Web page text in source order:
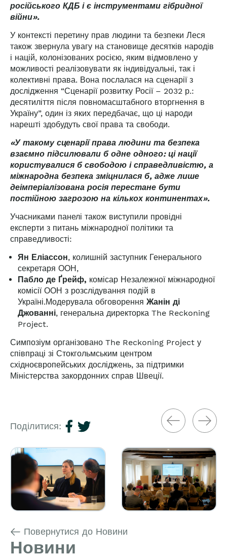
російського КДБ і є інструментами гібридної
війни».
У контексті перетину прав людини та безпеки Леся
також звернула увагу на становище десятків народів
і націй, колонізованих росією, яким відмовлено у
можливості реалізовувати як індивідуальні, так і
колективні права. Вона послалася на сценарії з
дослідження “Сценарії розвитку Росії – 2032 р.:
десятиліття після повномасштабного вторгнення в
Україну”, один із яких передбачає, що ці народи
нарешті здобудуть свої права та свободи.
«У такому сценарії права людини та безпека
взаємно підсилювали б одне одного: ці нації
користувалися б свободою і справедливістю, а
міжнародна безпека зміцнилася б, адже лише
деімперіалізована росія перестане бути
постійною загрозою на кількох континентах».
Учасниками панелі також виступили провідні
експерти з питань міжнародної політики та
справедливості:
Ян Еліассон, колишній заступник Генерального
секретаря ООН,
Пабло де Ґрейф, комісар Незалежної міжнародної
комісії ООН з розслідування подій в
Україні.Модерувала обговорення Жанін ді
Джованні, генеральна директорка The Reckoning
Project.
Симпозіум організовано The Reckoning Project у
співпраці зі Стокгольмським центром
східноєвропейських досліджень, за підтримки
Міністерства закордонних справ Швеції.
Поділитися:
Повернутися до Новини
Новини